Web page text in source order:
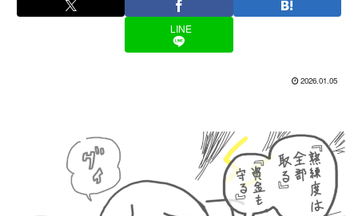
LINE
2026.01.05